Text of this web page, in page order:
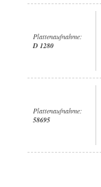
Plattenaufnahme:
D 1280
Plattenaufnahme:
58695